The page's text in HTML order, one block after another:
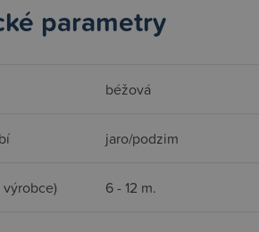
parametry
béžová
jaro/podzim
6 - 12 m.